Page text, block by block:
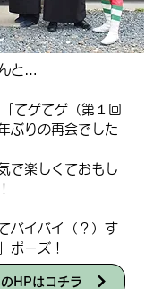
と…
てゲてゲ（第１回
ぶりの再会でした
で楽しくておもし
バイバイ（？）す
ポーズ！
のHPはコチラ